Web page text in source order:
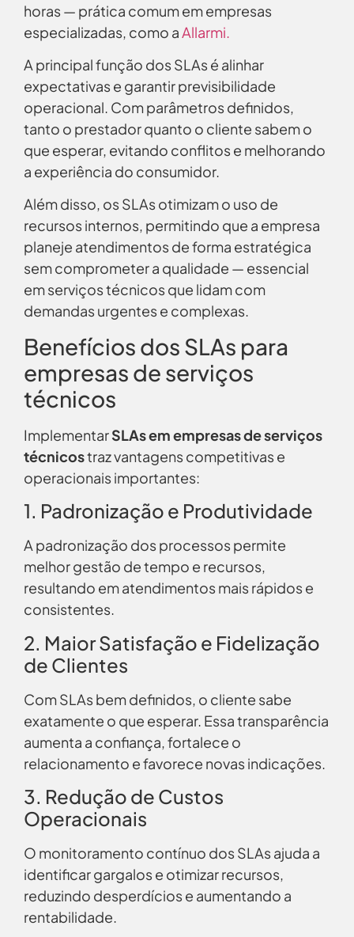
horas — prática comum em empresas
especializadas, como aAllarmi.
A principal função dos SLAs é alinhar
expectativas e garantir previsibilidade
operacional. Com parâmetros definidos,
tanto o prestador quanto o cliente sabem o
que esperar, evitando conflitos e melhorando
a experiência do consumidor.
Além disso, os SLAs otimizam o uso de
recursos internos, permitindo que a empresa
planeje atendimentos de forma estratégica
sem comprometer a qualidade — essencial
em serviços técnicos que lidam com
demandas urgentes e complexas.
Benefícios dos SLAs para
empresas de serviços
técnicos
ImplementarSLAs em empresas de serviços
técnicostraz vantagens competitivas e
operacionais importantes:
1. Padronização e Produtividade
A padronização dos processos permite
melhor gestão de tempo e recursos,
resultando em atendimentos mais rápidos e
consistentes.
2. Maior Satisfação e Fidelização
de Clientes
Com SLAs bem definidos, o cliente sabe
exatamente o que esperar. Essa transparência
aumenta a confiança, fortalece o
relacionamento e favorece novas indicações.
3. Redução de Custos
Operacionais
O monitoramento contínuo dos SLAs ajuda a
identificar gargalos e otimizar recursos,
reduzindo desperdícios e aumentando a
rentabilidade.